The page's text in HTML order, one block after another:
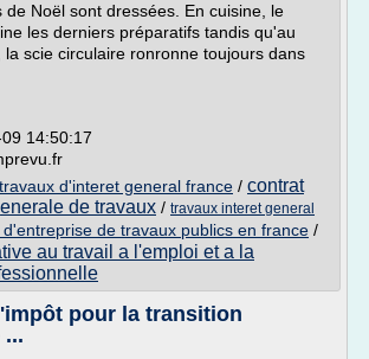
de Noël sont dressées. En cuisine, le
les derniers préparatifs tandis qu'au
la scie circulaire ronronne toujours dans
14:50:17
travaux d'interet general france / contrat
de travaux / travaux interet general
d'entreprise de travaux publics en france /
au travail a l'emploi et a la
pour la transition